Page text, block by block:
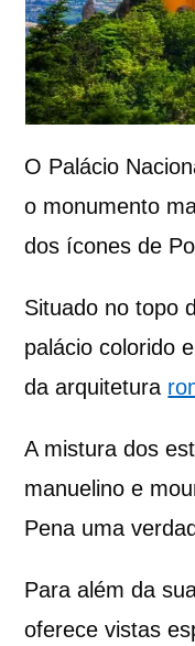
O Palácio
o monumento
dos ícones de
Situado no topo
palácio colorido
da arquitetura
A mistura dos
manuelino e
Pena uma
Para além da
oferece vistas